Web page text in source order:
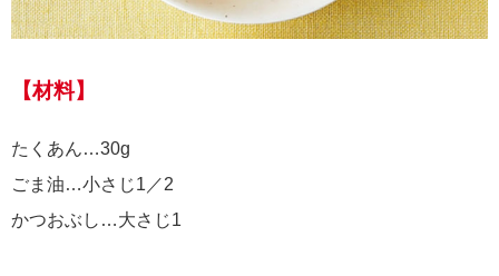
【材料】
たくあん…30g
ごま油…小さじ1／2
かつおぶし…大さじ1